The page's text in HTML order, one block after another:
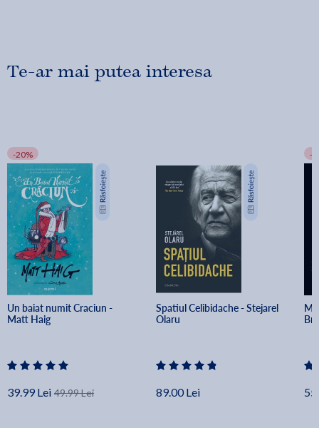
Te-ar mai putea interesa
-20%
Un baiat numit Craciun -
Matt Haig
39.99 Lei 49.99 Lei
Spatiul Celibidache - Stejarel
Olaru
89.00 Lei
-